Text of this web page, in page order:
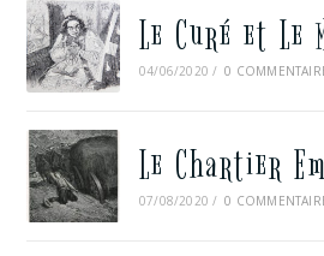
Le Curé et Le
04/06/2020 / 0
Le Chartier
07/08/2020 / 0